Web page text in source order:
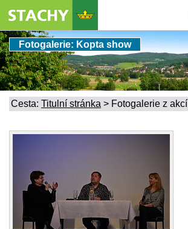
Fotogalerie: Kopta show
Cesta: Titulní stránka > Fotogalerie z akcí